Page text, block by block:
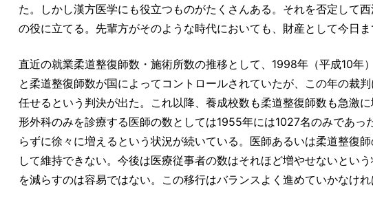
た。しかし漢方医学にも役立つものがたくさんある。それを否定して
の役に立てる。先輩方がそのような時代においても、財産として今日
直近の就業柔道整復師数・施術所数の推移として、1998年（平成10
と柔道整復師数が国によってコントロールされていたが、この年の裁
任せるという判決が出た。これ以降、養成校数も柔道整復師数も急激
形外科のみを診療する医師の数としては1955年には1027名のみであ
らずに徐々に増えるという状況が続いている。医師あるいは柔道整復
して維持できない。今後は医療従事者の数はそれほど増やせないとい
を減らすのは容易ではない。この移行はバランスよく進めていかなけれ